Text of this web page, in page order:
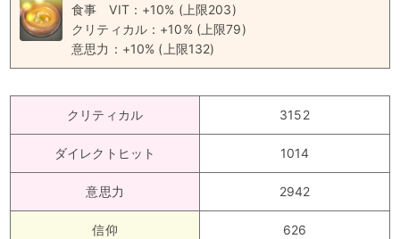
食事
VIT：+10% (上限203)
クリティカル：+10% (上限79)
意思力：+10% (上限132)
クリティカル 3152
ダイレクトヒット 1014
意思力 2942
信仰 626